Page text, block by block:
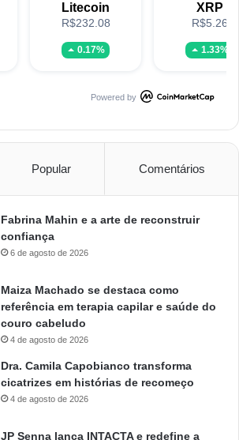
Litecoin
R$232.08
0.17%
XRP
R$5.26
1.33%
Powered by
Popular Comentários
Fabrina Mahin e a arte de reconstruir
confiança
6 de agosto de 2026
Maiza Machado se destaca como
referência em terapia capilar e saúde do
couro cabeludo
4 de agosto de 2026
Dra. Camila Capobianco transforma
cicatrizes em histórias de recomeço
4 de agosto de 2026
JP Senna lança INTACTA e redefine a